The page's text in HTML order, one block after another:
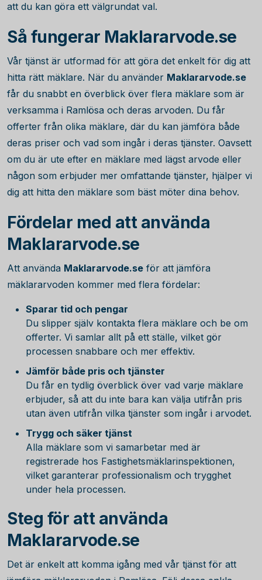
att du kan göra ett välgrundat val.
Så fungerar Maklararvode.se
Vår tjänst är utformad för att göra det enkelt för dig att
hitta rätt mäklare. När du använder Maklararvode.se
får du snabbt en överblick över flera mäklare som är
verksamma i Ramlösa och deras arvoden. Du får
offerter från olika mäklare, där du kan jämföra både
deras priser och vad som ingår i deras tjänster. Oavsett
om du är ute efter en mäklare med lägst arvode eller
någon som erbjuder mer omfattande tjänster, hjälper vi
dig att hitta den mäklare som bäst möter dina behov.
Fördelar med att använda
Maklararvode.se
Att använda Maklararvode.se för att jämföra
mäklararvoden kommer med flera fördelar:
Sparar tid och pengar
Du slipper själv kontakta flera mäklare och be om
offerter. Vi samlar allt på ett ställe, vilket gör
processen snabbare och mer effektiv.
Jämför både pris och tjänster
Du får en tydlig överblick över vad varje mäklare
erbjuder, så att du inte bara kan välja utifrån pris
utan även utifrån vilka tjänster som ingår i arvodet.
Trygg och säker tjänst
Alla mäklare som vi samarbetar med är
registrerade hos Fastighetsmäklarinspektionen,
vilket garanterar professionalism och trygghet
under hela processen.
Steg för att använda
Maklararvode.se
Det är enkelt att komma igång med vår tjänst för att